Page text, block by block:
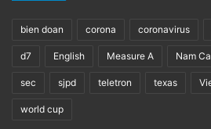
bien doan corona coronavirus
d7 English Measure A Nam
sec sjpd teletron texas
world cup